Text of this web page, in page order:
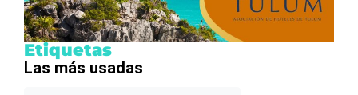
Etiquetas
Las más usadas